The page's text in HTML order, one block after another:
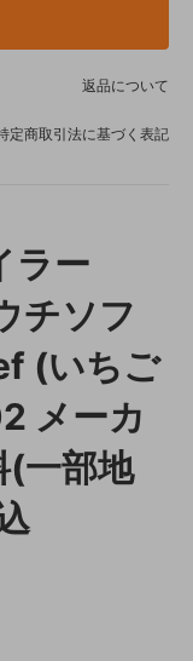
返品について
定商取引法に基づく表記
ラー
チソフ
(いちご
メーカ
(一部地